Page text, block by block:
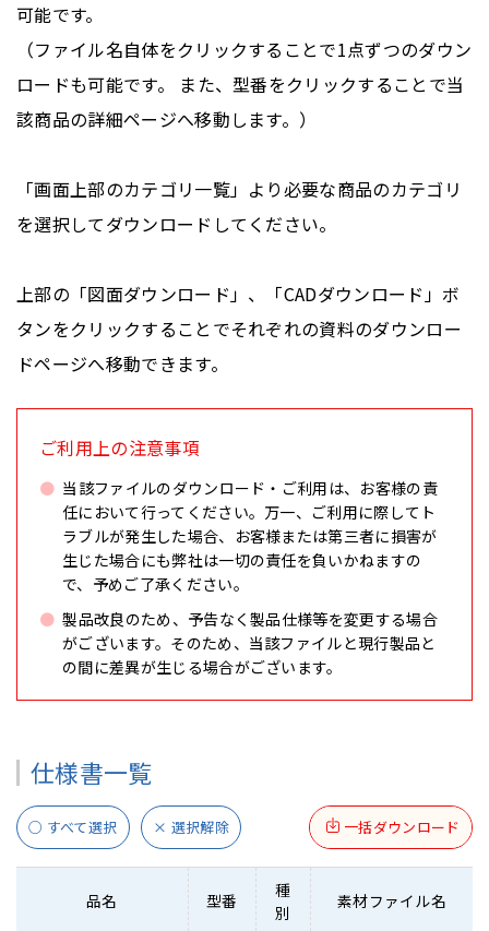
可能です。
（ファイル名自体をクリックすることで1点ずつのダウン
ロードも可能です。 また、型番をクリックすることで当
該商品の詳細ページへ移動します。）
「画面上部のカテゴリ一覧」より必要な商品のカテゴリ
を選択してダウンロードしてください。
上部の「図面ダウンロード」、「CADダウンロード」ボ
タンをクリックすることでそれぞれの資料のダウンロー
ドページへ移動できます。
ご利用上の注意事項
当該ファイルのダウンロード・ご利用は、お客様の責
任において行ってください。万一、ご利用に際してト
ラブルが発生した場合、お客様または第三者に損害が
生じた場合にも弊社は一切の責任を負いかねますの
で、予めご了承ください。
製品改良のため、予告なく製品仕様等を変更する場合
がございます。そのため、当該ファイルと現行製品と
の間に差異が生じる場合がございます。
仕様書一覧
○ すべて選択 × 選択解除 一括ダウンロード
品名 型番
種
別
素材ファイル名